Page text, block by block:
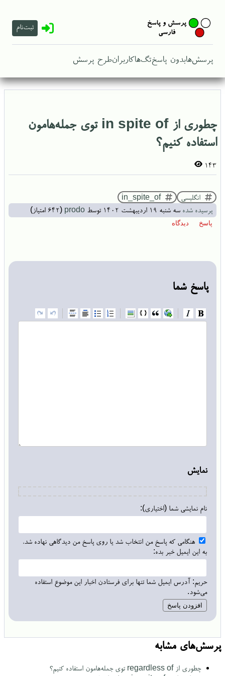
ثبت‌نام
پرسش‌هابدون پاسختگ‌هاکاربرانطرح پرسش
پرسش‌های مشابه
چطوری از regardless of توی جمله‌هامون استفاده کنیم؟
چطوری از in spite of توی جمله‌هامون
استفاده کنیم؟
143
انگلیسی
in_spite_of
پرسیده شده سه شنبه ۱۹ اردیبهشت ۱۴۰۲ توسط prodo
(
642 امتیاز)
پاسخ شما
نمایش
نام نمایشی شما (اختیاری):
هنگامی که پاسخ من انتخاب شد یا روی پاسخ من دیدگاهی نهاده شد،
به این ایمیل خبر بده:
حریم: آدرس ایمیل شما تنها برای فرستادن اخبار این موضوع استفاده
می‌شود.